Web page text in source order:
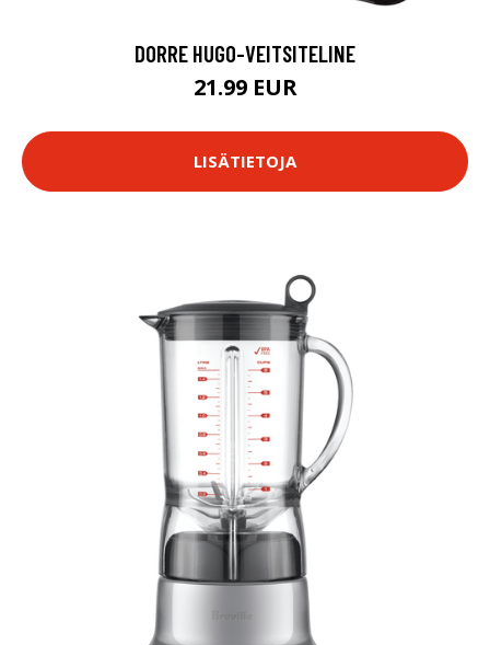
DORRE HUGO-VEITSITELINE
21.99 EUR
LISÄTIETOJA